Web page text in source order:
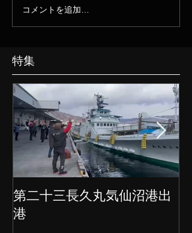
コメントを追加…
特集
第二十三長久丸気仙沼港出
港